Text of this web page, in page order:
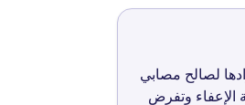
لصالح مصابي
الإعفاء وتفرض